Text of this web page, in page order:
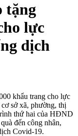
tặng
lực
dịch
khẩu trang cho lực
sở xã, phường, thị
thứ hai của HĐND
đến công nhân,
Covid-19.